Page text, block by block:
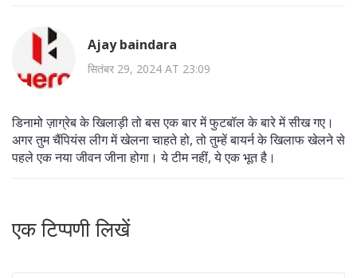
Ajay baindara
सितंबर 29, 2024 AT 23:09
डिनामो ज़ाग्रेब के खिलाड़ी तो बस एक बार में फुटबॉल के बारे में सीख गए।
अगर तुम चैंपियंस लीग में खेलना चाहते हो, तो तुम्हें बायर्न के खिलाफ खेलने से
पहले एक नया जीवन जीना होगा। ये टीम नहीं, ये एक भूत है।
एक टिप्पणी लिखें